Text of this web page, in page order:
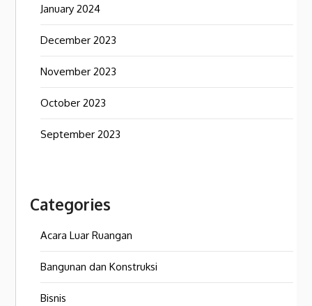
January 2024
December 2023
November 2023
October 2023
September 2023
Categories
Acara Luar Ruangan
Bangunan dan Konstruksi
Bisnis